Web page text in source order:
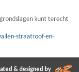
kunt terecht
straatroof-en-
& designed by